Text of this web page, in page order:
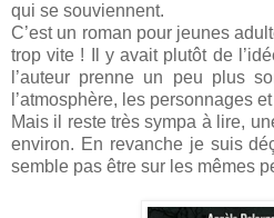
qui se souviennent.
C’est un roman pour jeunes
trop vite ! Il y avait plutôt de
l’auteur prenne un peu plus
l’atmosphère, les personnages
Mais il reste très sympa à lire,
environ. En revanche je suis
semble pas être sur les mêmes